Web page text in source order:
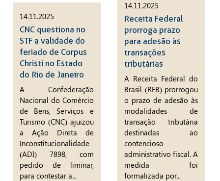
14.11.2025
CNC questiona no
STF a validade do
feriado de Corpus
Christi no Estado
do Rio de Janeiro
A Confederação
Nacional do Comércio
de Bens, Serviços e
Turismo (CNC) ajuizou
a Ação Direta de
Inconstitucionalidade
(ADI) 7898, com
pedido de liminar,
para contestar a...
14.11.2025
Receita Federal
prorroga prazo
para adesão às
transações
tributárias
A Receita Federal do
Brasil (RFB) prorrogou
o prazo de adesão às
modalidades de
transação tributária
destinadas ao
contencioso
administrativo fiscal. A
medida foi
formalizada por...